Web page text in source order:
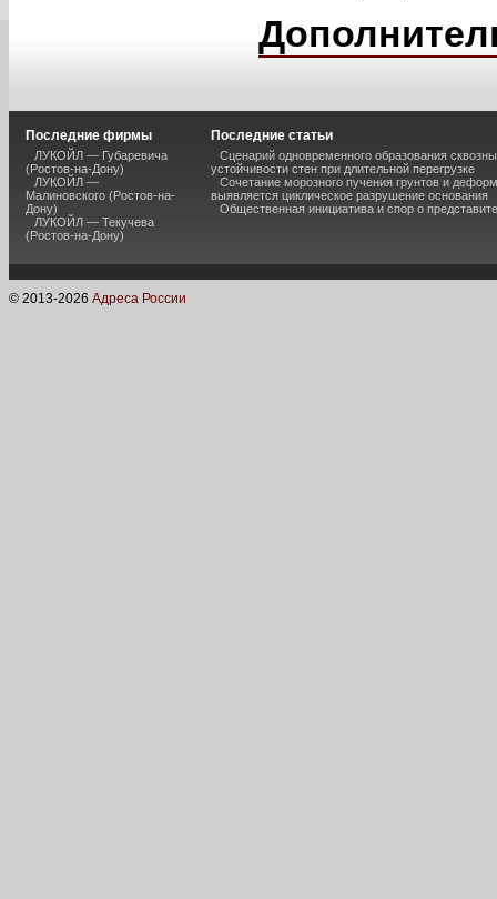
Последние фирмы
ЛУКОЙЛ — Губаревича
(Ростов-на-Дону)
ЛУКОЙЛ —
Малиновского (Ростов-на-
Дону)
ЛУКОЙЛ — Текучева
(Ростов-на-Дону)
Последние статьи
Сценарий одновременного образования
устойчивости стен при длительной перегрузке
Сочетание морозного пучения грунтов и
выявляется циклическое разрушение основания
Общественная инициатива и спор о
© 2013-2026 Адреса России